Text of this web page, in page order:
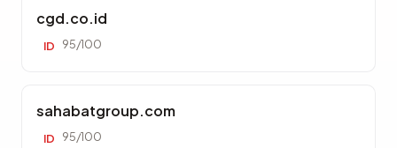
cgd.co.id
ID 95/100
sahabatgroup.com
ID 95/100